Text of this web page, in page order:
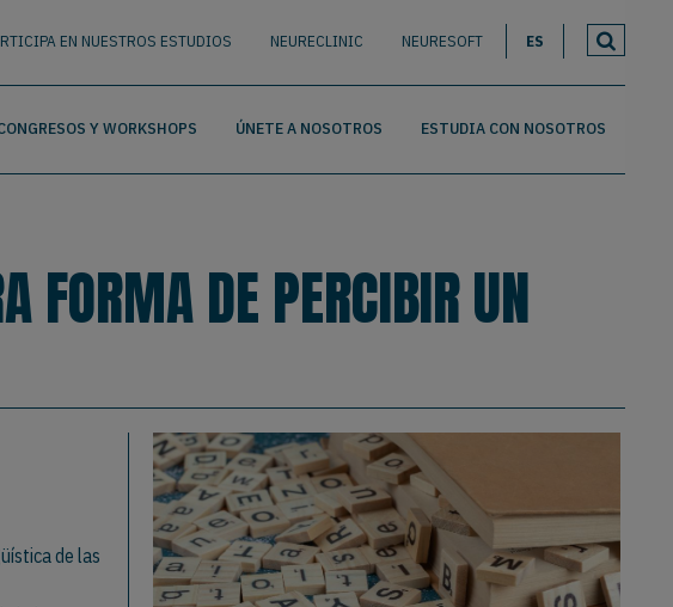
EN NUESTROS ESTUDIOS NEURECLINIC NEURESOFT ES
Y WORKSHOPS ÚNETE A NOSOTROS ESTUDIA CON NOSOTROS
FORMA DE PERCIBIR UN
de las